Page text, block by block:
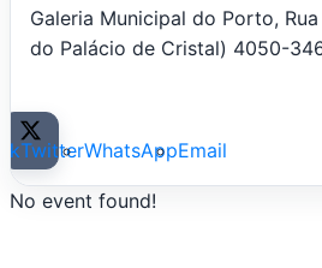
Galeria Municipal do Porto,
do Palácio de Cristal) 4050-
TwitterWhatsAppEmail
No event found!